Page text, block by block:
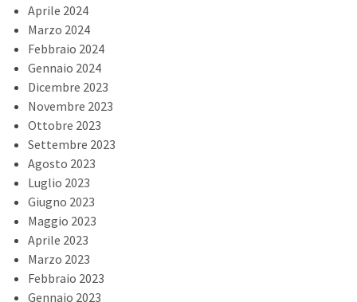
Aprile 2024
Marzo 2024
Febbraio 2024
Gennaio 2024
Dicembre 2023
Novembre 2023
Ottobre 2023
Settembre 2023
Agosto 2023
Luglio 2023
Giugno 2023
Maggio 2023
Aprile 2023
Marzo 2023
Febbraio 2023
Gennaio 2023